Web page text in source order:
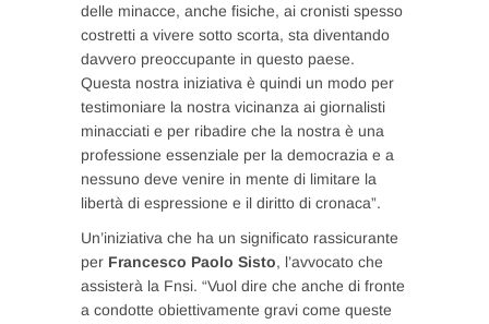
delle minacce, anche fisiche, ai cronisti spesso
costretti a vivere sotto scorta, sta diventando
davvero preoccupante in questo paese.
Questa nostra iniziativa è quindi un modo per
testimoniare la nostra vicinanza ai giornalisti
minacciati e per ribadire che la nostra è una
professione essenziale per la democrazia e a
nessuno deve venire in mente di limitare la
libertà di espressione e il diritto di cronaca”.
Un’iniziativa che ha un significato rassicurante
per Francesco Paolo Sisto, l’avvocato che
assisterà la Fnsi. “Vuol dire che anche di fronte
a condotte obiettivamente gravi come queste